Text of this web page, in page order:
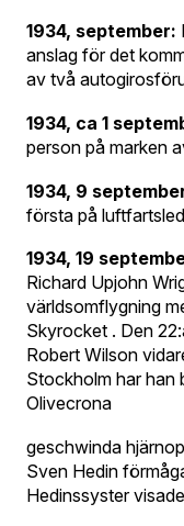
1934, september:
anslag för det
av två
1934, ca 1
person på marken
1934, 9
första på
1934, 19
Richard Upjohn
världsomflygning
Skyrocket . Den
Robert Wilson
Stockholm har han
Olivecrona
geschwinda
Sven Hedin
Hedinssyster